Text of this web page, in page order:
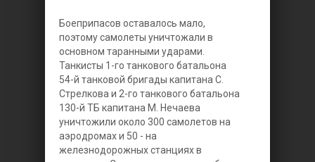
Боеприпасов оставалось мало,
поэтому самолеты уничтожали в
основном таранными ударами.
Танкисты 1-го танкового батальона
54-й танковой бригады капитана С.
Стрелкова и 2-го танкового батальона
130-й ТБ капитана М. Нечаева
уничтожили около 300 самолетов на
аэродромах и 50 - на
железнодорожных станциях в